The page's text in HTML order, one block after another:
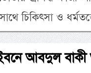
সাথে চিকিৎসা ও
আবদুল বাকী